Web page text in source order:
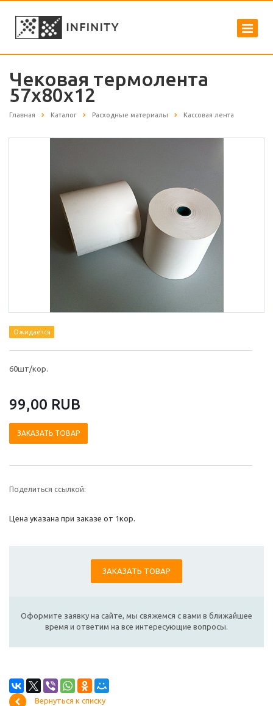
Чековая термолента
57х80х12
Главная Каталог Расходные материалы Кассовая лента
Ожидается
60шт/кор.
99,00 RUB
ЗАКАЗАТЬ ТОВАР
Поделиться ссылкой:
Цена указана при заказе от 1кор.
ЗАКАЗАТЬ ТОВАР
Оформите заявку на сайте, мы свяжемся с вами в ближайшее
время и ответим на все интересующие вопросы.
Вернуться к списку